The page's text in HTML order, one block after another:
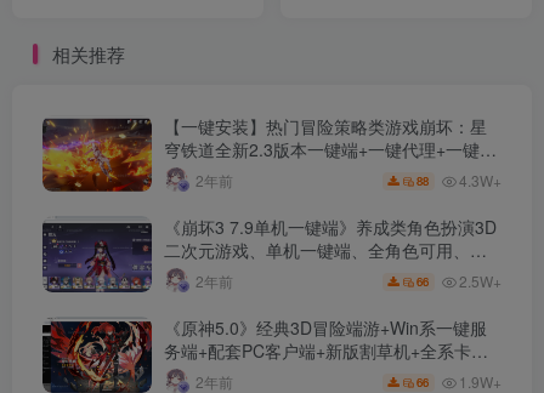
相关推荐
【一键安装】热门冒险策略类游戏崩坏：星
穹铁道全新2.3版本一键端+一键代理+一键启
动+免虚拟机
2年前 88 4.3W+
《崩坏3 7.9单机一键端》养成类角色扮演3D
二次元游戏、单机一键端、全角色可用、无
限资源、附带保姆级安装教程
2年前 66 2.5W+
《原神5.0》经典3D冒险端游+Win系一键服
务端+配套PC客户端+新版割草机+全系卡池
文件2年前 66 1.9W+